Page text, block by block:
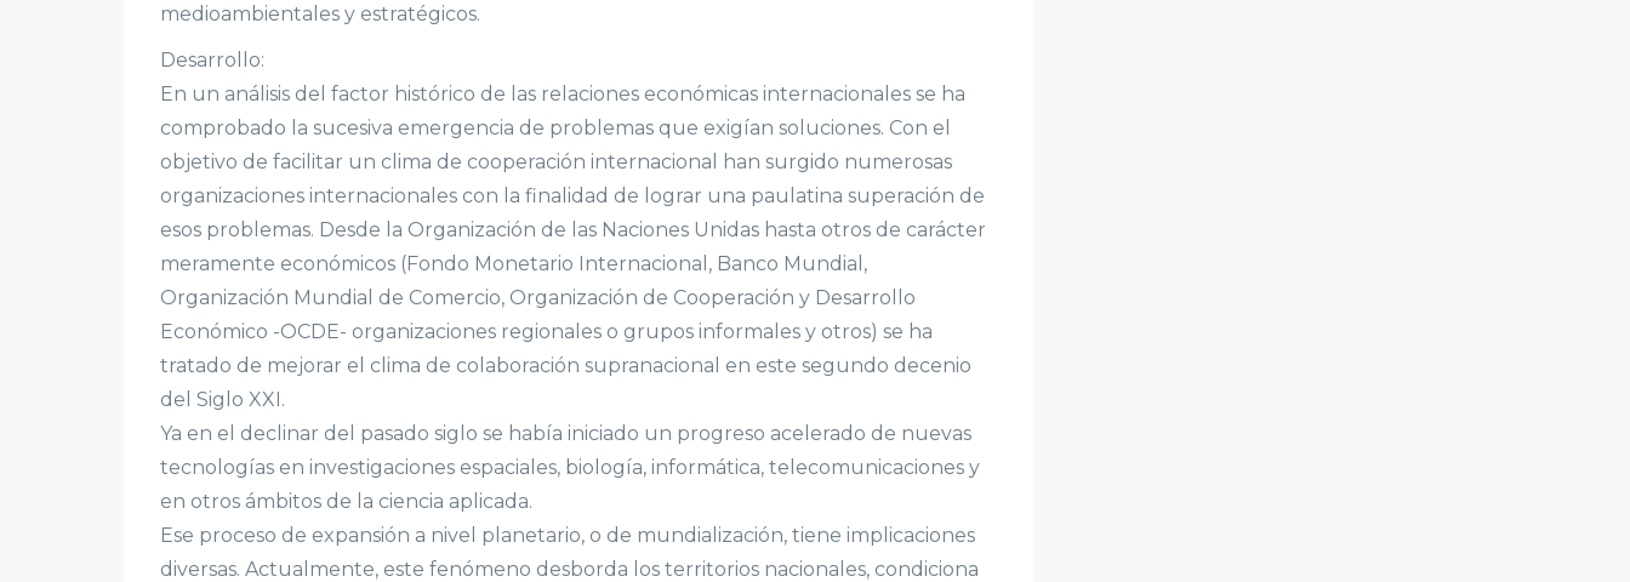
medioambientales y estratégicos.
Desarrollo:
En un análisis del factor histórico de las relaciones económicas internacionales se ha
comprobado la sucesiva emergencia de problemas que exigían soluciones. Con el
objetivo de facilitar un clima de cooperación internacional han surgido numerosas
organizaciones internacionales con la finalidad de lograr una paulatina superación de
esos problemas. Desde la Organización de las Naciones Unidas hasta otros de carácter
meramente económicos (Fondo Monetario Internacional, Banco Mundial,
Organización Mundial de Comercio, Organización de Cooperación y Desarrollo
Económico -OCDE- organizaciones regionales o grupos informales y otros) se ha
tratado de mejorar el clima de colaboración supranacional en este segundo decenio
del Siglo XXI.
Ya en el declinar del pasado siglo se había iniciado un progreso acelerado de nuevas
tecnologías en investigaciones espaciales, biología, informática, telecomunicaciones y
en otros ámbitos de la ciencia aplicada.
Ese proceso de expansión a nivel planetario, o de mundialización, tiene implicaciones
diversas. Actualmente, este fenómeno desborda los territorios nacionales, condiciona